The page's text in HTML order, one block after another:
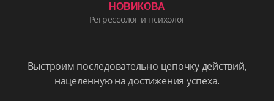
НОВИКОВА
Регрессолог и психолог
Выстроим последовательно цепочку действий,
нацеленную на достижения успеха.